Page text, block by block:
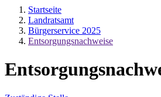
Startseite
Landratsamt
Bürgerservice 2025
Entsorgungsnachweise